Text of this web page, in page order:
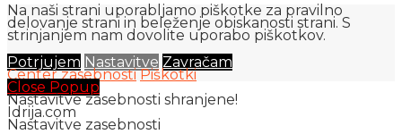
Na naši strani uporabljamo piškotke za pravilno
delovanje strani in beleženje obiskanosti strani. S
strinjanjem nam dovolite uporabo piškotkov.
Potrjujem Nastavitve Zavračam
Center zasebnosti Piškotki
Close Popup
Nastavitve zasebnosti shranjene!
Idrija.com
Nastavitve zasebnosti